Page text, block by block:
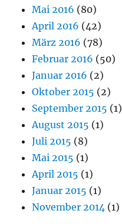
Mai 2016 (80)
April 2016 (42)
März 2016 (78)
Februar 2016 (50)
Januar 2016 (2)
Oktober 2015 (2)
September 2015 (1)
August 2015 (1)
Juli 2015 (8)
Mai 2015 (1)
April 2015 (1)
Januar 2015 (1)
November 2014 (1)